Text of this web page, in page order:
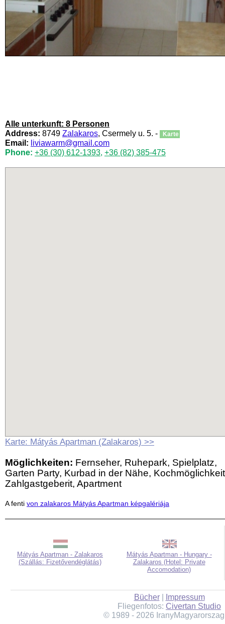
Alle unterkunft: 8 Personen
Address: 8749 Zalakaros, Csermely u. 5. - Karte
Email: liviawarm@gmail.com
Phone: +36 (30) 612-1393, +36 (82) 385-475
Karte: Mátyás Apartman (Zalakaros) >>
Möglichkeiten: Fernseher, Ruhepark, Spielplatz,
Garten Party, Kurbad in der Nähe,
Zahlgastgeberit, Apartment
A fenti von zalakaros Mátyás Apartman képgalériája
Mátyás Apartman - Zalakaros
(Szállás: Fizetővendéglátás)
Mátyás Apartman - Hungary -
Zalakaros (Hotel: Private
Accomodation)
Bücher|
Impressum
Fliegenfotos: Civertan Studio
© 1989 - 2026